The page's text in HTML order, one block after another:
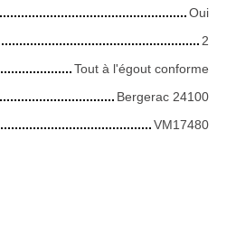
Oui
2
Tout à l'égout conforme
Bergerac 24100
VM17480